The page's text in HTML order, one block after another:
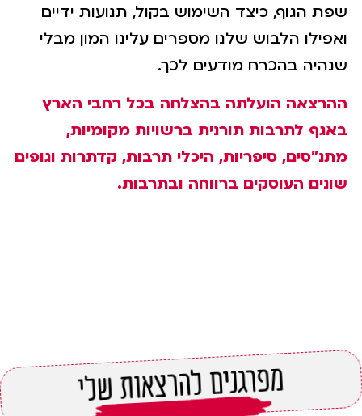
שפת הגוף, כיצד השימוש בקול, תנועות ידיים
ואפילו הלבוש שלנו מספרים עלינו המון מבלי
שנהיה בהכרח מודעים לכך.
ההרצאה הועלתה בהצלחה בכל רחבי הארץ
באגף לתרבות תורנית ברשויות מקומיות,
מתנ"סים, סיפריות, היכלי תרבות, קדתרות וגופים
שונים העוסקים ברווחה ובתרבות.
מפרגנים להרצאות שלי